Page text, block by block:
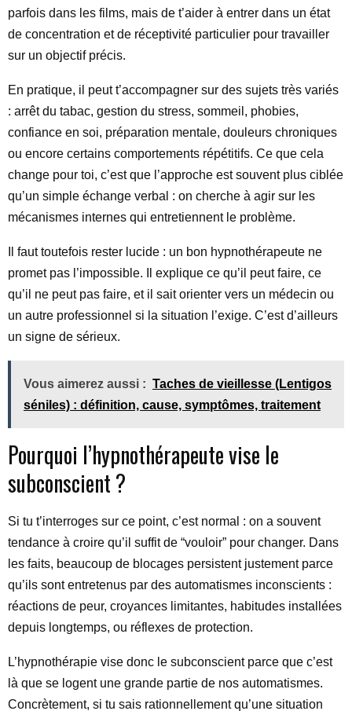
parfois dans les films, mais de t’aider à entrer dans un état
de concentration et de réceptivité particulier pour travailler
sur un objectif précis.
En pratique, il peut t’accompagner sur des sujets très variés
: arrêt du tabac, gestion du stress, sommeil, phobies,
confiance en soi, préparation mentale, douleurs chroniques
ou encore certains comportements répétitifs. Ce que cela
change pour toi, c’est que l’approche est souvent plus ciblée
qu’un simple échange verbal : on cherche à agir sur les
mécanismes internes qui entretiennent le problème.
Il faut toutefois rester lucide : un bon hypnothérapeute ne
promet pas l’impossible. Il explique ce qu’il peut faire, ce
qu’il ne peut pas faire, et il sait orienter vers un médecin ou
un autre professionnel si la situation l’exige. C’est d’ailleurs
un signe de sérieux.
Vous aimerez aussi : Taches de vieillesse (Lentigos
séniles) : définition, cause, symptômes, traitement
Pourquoi l’hypnothérapeute vise le
subconscient ?
Si tu t’interroges sur ce point, c’est normal : on a souvent
tendance à croire qu’il suffit de “vouloir” pour changer. Dans
les faits, beaucoup de blocages persistent justement parce
qu’ils sont entretenus par des automatismes inconscients :
réactions de peur, croyances limitantes, habitudes installées
depuis longtemps, ou réflexes de protection.
L’hypnothérapie vise donc le subconscient parce que c’est
là que se logent une grande partie de nos automatismes.
Concrètement, si tu sais rationnellement qu’une situation